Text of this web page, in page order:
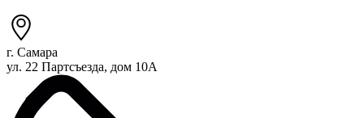
г. Самара
ул. 22 Партсъезда, дом 10А